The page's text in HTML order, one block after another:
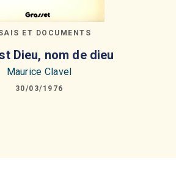
ET DOCUMENTS
Dieu, nom de dieu
Maurice Clavel
30/03/1976